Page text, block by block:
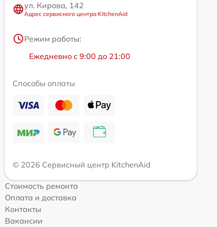
ул. Кирова, 142
Адрес сервисного центра KitchenAid
Режим работы:
Ежедневно с 9:00 до 21:00
Способы оплаты
© 2026 Сервисный центр KitchenAid
Стоимость ремонта
Оплата и доставка
Контакты
Вакансии